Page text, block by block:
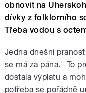
obnovit na
dívky z folklorního
Třeba vodou s
Jedna dnešní
se má za pána." To
dostala výplatu a
potřeba se pořádně